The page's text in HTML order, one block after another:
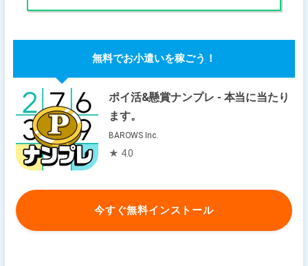
無料でお小遣いを稼ごう！
ポイ活&懸賞ナンプレ - 本当に当たり
ます。
BAROWS Inc.
★ 4.0
今すぐ無料インストール